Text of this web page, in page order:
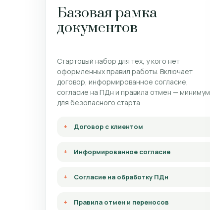
Базовая рамка
документов
Стартовый набор для тех, у кого нет
оформленных правил работы. Включает
договор, информированное согласие,
согласие на ПДн и правила отмен — минимум
для безопасного старта.
Договор с клиентом
Информированное согласие
Согласие на обработку ПДн
Правила отмен и переносов